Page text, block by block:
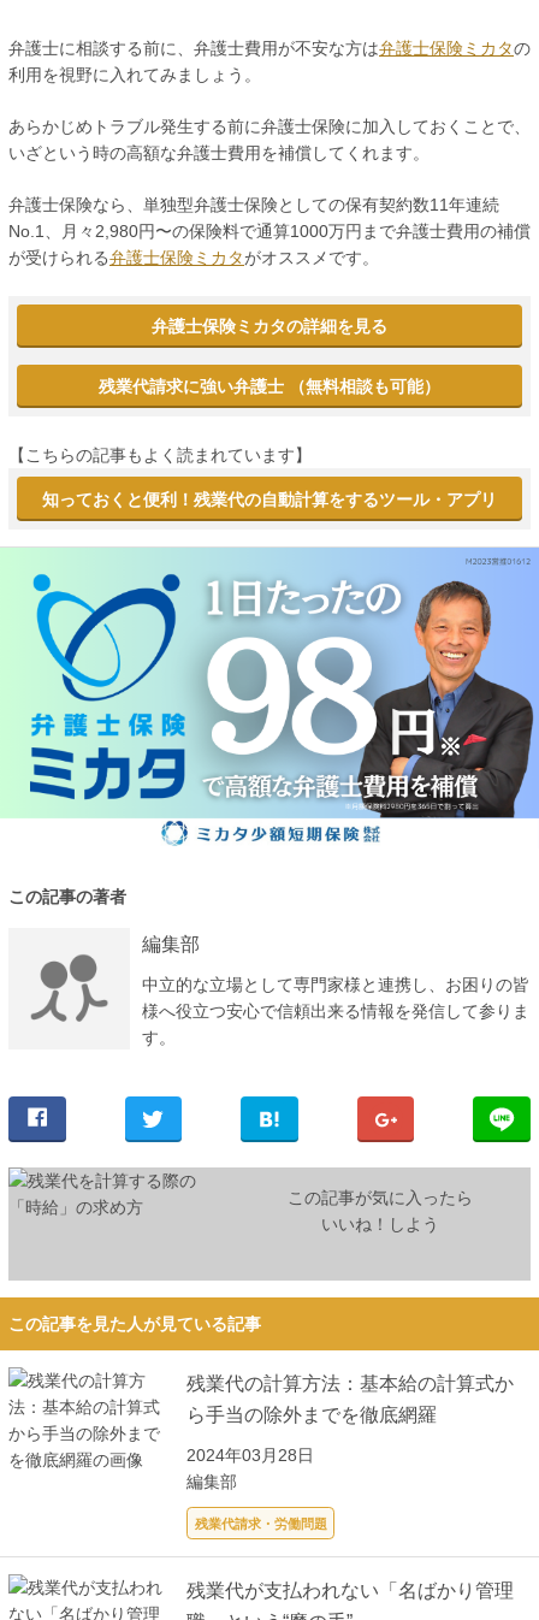
弁護士に相談する前に、弁護士費用が不安な方は弁護士保険ミカタの
利用を視野に入れてみましょう。
あらかじめトラブル発生する前に弁護士保険に加入しておくことで、
いざという時の高額な弁護士費用を補償してくれます。
弁護士保険なら、単独型弁護士保険としての保有契約数11年連続
No.1、月々2,980円〜の保険料で通算1000万円まで弁護士費用の補償
が受けられる弁護士保険ミカタがオススメです。
弁護士保険ミカタの詳細を見る
残業代請求に強い弁護士 （無料相談も可能）
【こちらの記事もよく読まれています】
知っておくと便利！残業代の自動計算をするツール・アプリ
この記事の著者
編集部
中立的な立場として専門家様と連携し、お困りの皆
様へ役立つ安心で信頼出来る情報を発信して参りま
す。
この記事が気に入ったら
いいね！しよう
この記事を見た人が見ている記事
残業代の計算方法：基本給の計算式か
ら手当の除外までを徹底網羅
2024年03月28日
編集部
残業代請求・労働問題
残業代が支払われない「名ばかり管理